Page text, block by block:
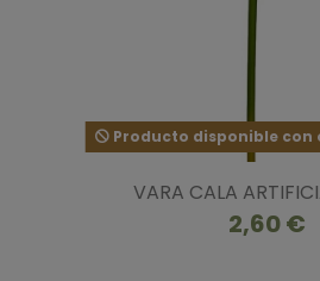
Producto disponible con
VARA CALA
2,60 €